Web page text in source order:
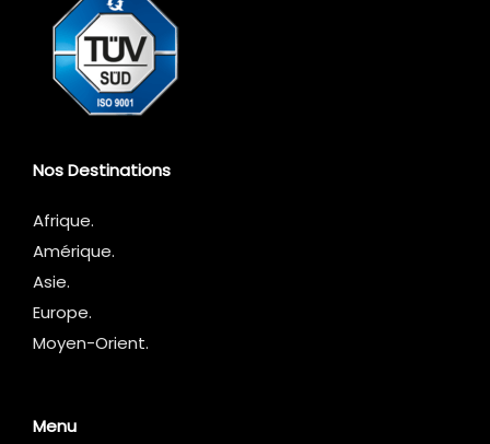
Nos Destinations
Afrique.
Amérique.
Asie.
Europe.
Moyen-Orient.
Menu